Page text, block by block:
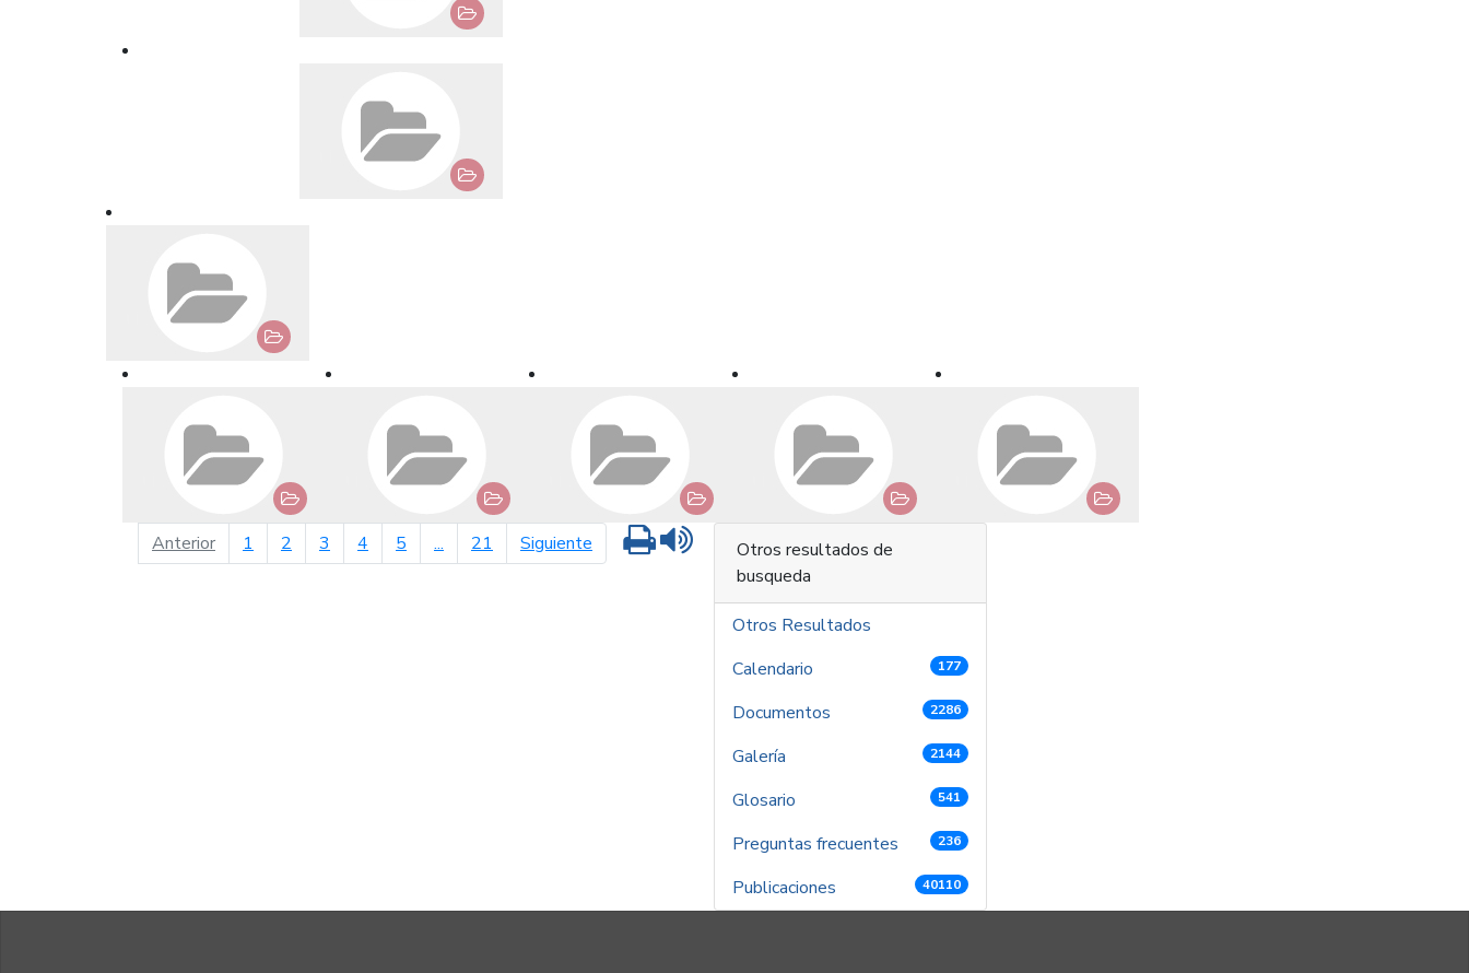
Anteriorpágina anterior
1 2 3 4 5 ... 21 Siguiente página siguiente
Imprimir
Otros resultados de
busqueda
Otros Resultados
Calendario
177
Documentos 2286
Galería 2144
Glosario 541
Preguntas frecuentes 236
Publicaciones 40110